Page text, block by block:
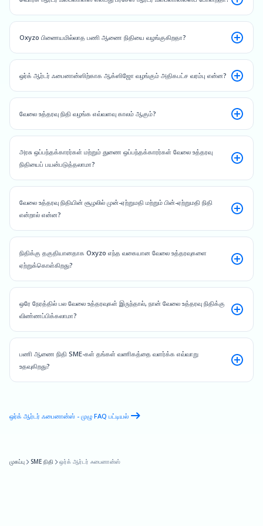
Oxyzo பிணையமில்லாத பணி ஆணை நிதியை வழங்குகிறதா?
ஒர்க் ஆர்டர் ஃபைனான்ஸிற்காக ஆக்ஸிஜோ வழங்கும் அதிகபட்ச வரம்பு என்ன?
வேலை உத்தரவு நிதி வழங்க எவ்வளவு காலம் ஆகும்?
அரசு ஒப்பந்தக்காரர்கள் மற்றும் துணை ஒப்பந்தக்காரர்கள் வேலை உத்தரவு
நிதியைப் பயன்படுத்தலாமா?
வேலை உத்தரவு நிதியின் சூழலில் முன்-ஏற்றுமதி மற்றும் பின்-ஏற்றுமதி நிதி
என்றால் என்ன?
நிதிக்கு தகுதியானதாக Oxyzo எந்த வகையான வேலை உத்தரவுகளை
ஏற்றுக்கொள்கிறது?
ஒரே நேரத்தில் பல வேலை உத்தரவுகள் இருந்தால், நான் வேலை உத்தரவு நிதிக்கு
விண்ணப்பிக்கலாமா?
பணி ஆணை நிதி SME-கள் தங்கள் வணிகத்தை வளர்க்க எவ்வாறு
உதவுகிறது?
ஒர்க் ஆர்டர் ஃபைனான்ஸ் - முழு FAQ பட்டியல்
முகப்பு SME நிதி ஒர்க் ஆர்டர் ஃபைனான்ஸ்